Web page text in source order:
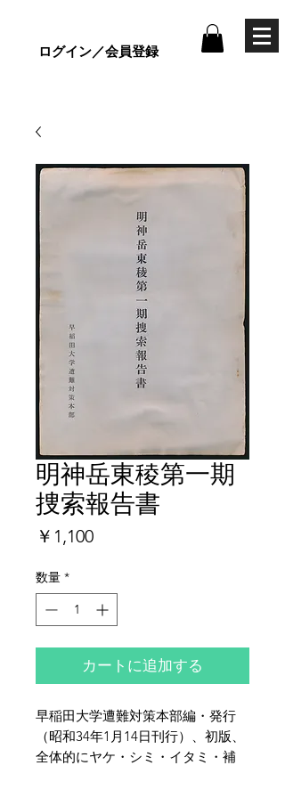
ログイン／会員登録
明神岳東稜第一期
捜索報告書
￥1,100価
数量 *
カートに追加する
早稲田大学遭難対策本部編・発行
（昭和34年1月14日刊行）、初版、
全体的にヤケ・シミ・イタミ・補